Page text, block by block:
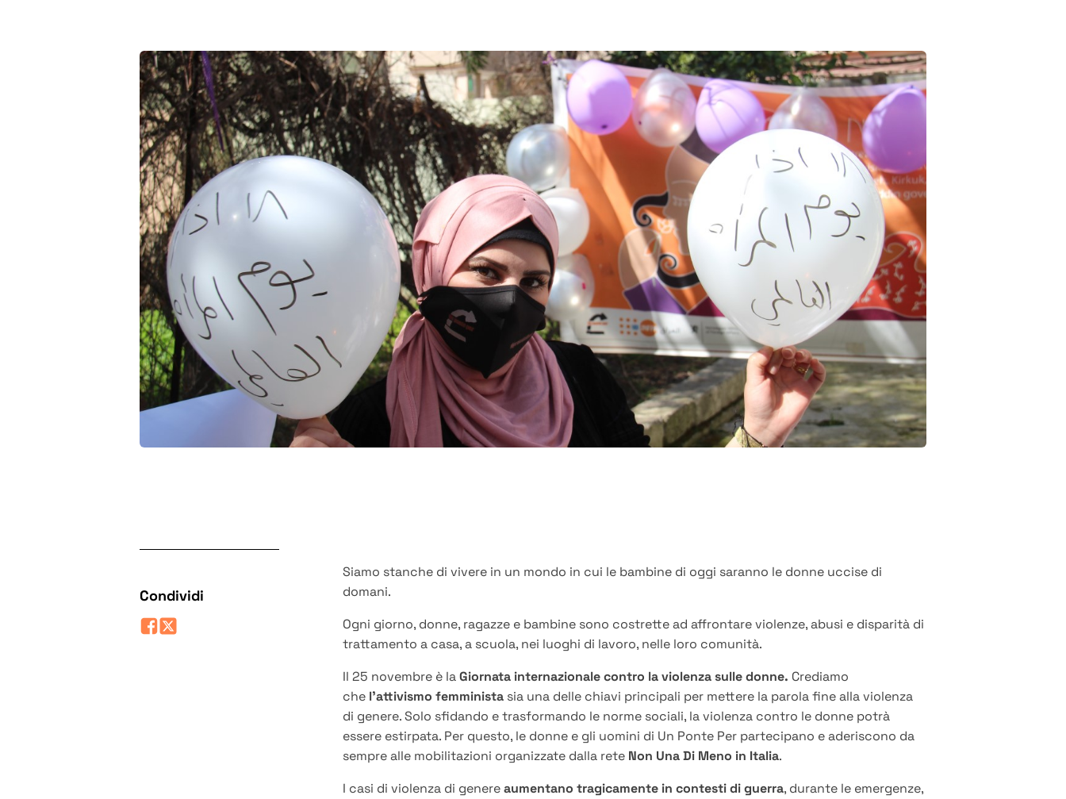
Condividi
Siamo stanche di vivere in un mondo in cui le bambine di oggi saranno le donne uccise di
domani.
Ogni giorno, donne, ragazze e bambine sono costrette ad affrontare violenze, abusi e disparità di
trattamento a casa, a scuola, nei luoghi di lavoro, nelle loro comunità.
Il 25 novembre è laGiornata internazionale contro la violenza sulle donne. Crediamo
che l’attivismo femminista sia una delle chiavi principali per mettere la parola fine alla violenza
di genere. Solo sfidando e trasformando le norme sociali, la violenza contro le donne potrà
essere estirpata. Per questo, le donne e gli uomini di Un Ponte Per partecipano e aderiscono da
sempre alle mobilitazioni organizzate dalla rete Non Una Di Meno in Italia.
I casi di violenza di genereaumentano tragicamente in contesti di guerra, durante le emergenze,